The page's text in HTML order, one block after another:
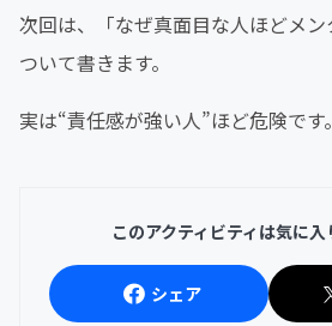
次回は、「なぜ真面目な人ほどメ
ついて書きます。
実は“責任感が強い人”ほど危険です。
このアクティビティは気に入
シェア